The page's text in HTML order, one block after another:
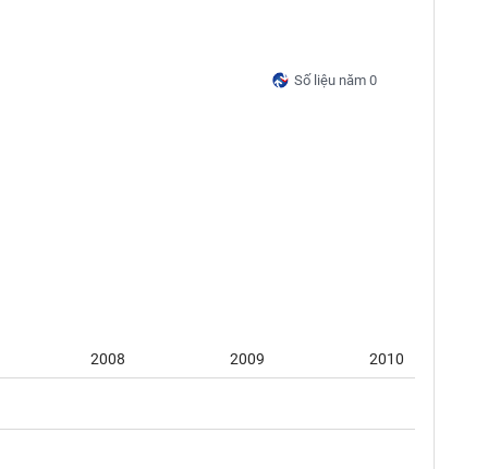
Số liệu năm 0
2008 2009 2010